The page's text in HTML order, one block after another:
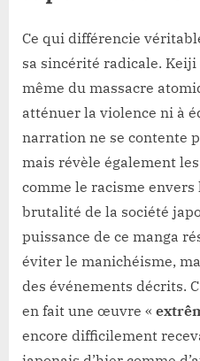
Ce qui différencie
sa sincérité radicale.
même du massacre
atténuer la violence ni à
narration ne se contente
mais révèle également
comme le racisme envers
brutalité de la société
puissance de ce manga
éviter le manichéisme,
des événements décrits.
en fait une œuvre «
encore difficilement